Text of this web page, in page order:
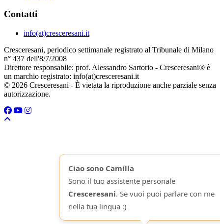
Contatti
info(at)cresceresani.it
Cresceresani, periodico settimanale registrato al Tribunale di Milano
n° 437 dell'8/7/2008
Direttore responsabile: prof. Alessandro Sartorio - Cresceresani® è
un marchio registrato: info(at)cresceresani.it
© 2026 Cresceresani - È vietata la riproduzione anche parziale senza
autorizzazione.
Ciao sono Camilla
Sono il tuo assistente personale
Cresceresani. Se vuoi puoi parlare con me
nella tua lingua :)